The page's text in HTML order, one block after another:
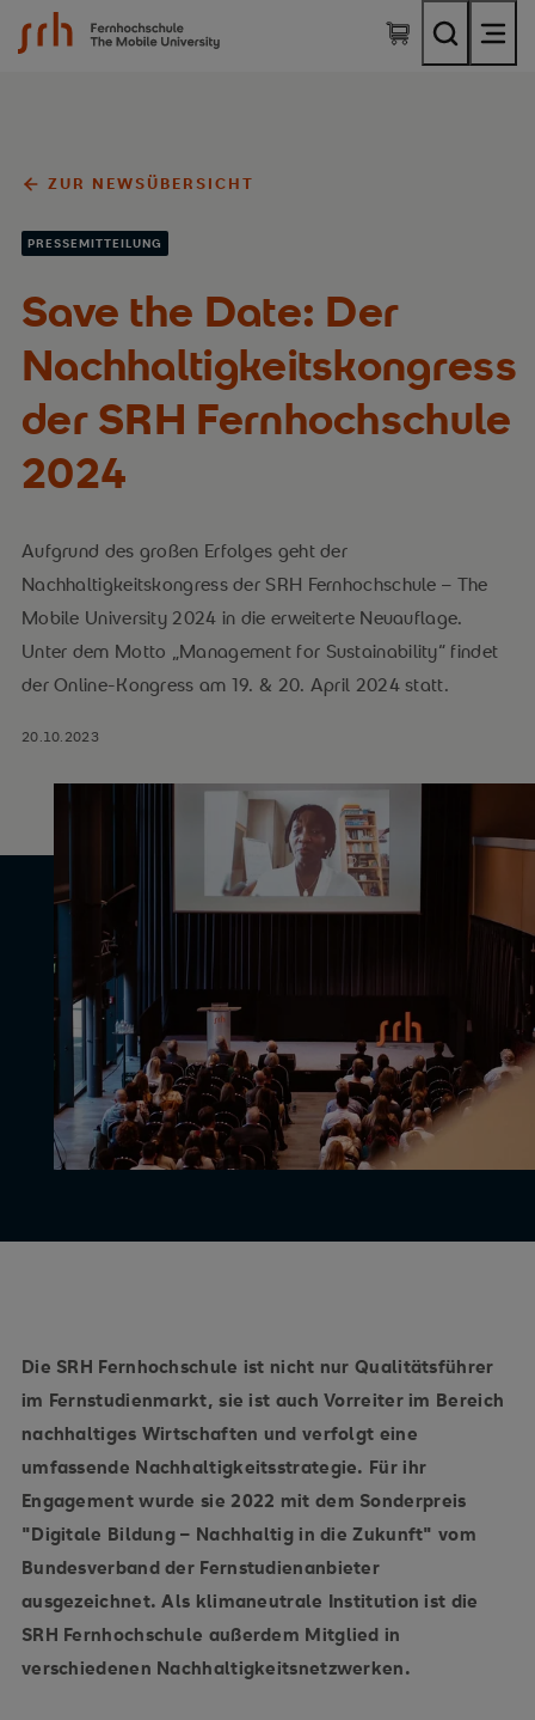
SRH Fernhochschule - The Mobile University
ZUR NEWSÜBERSICHT
PRESSEMITTEILUNG
Save the Date: Der
Nachhaltigkeitskongress
der SRH Fernhochschule
2024
Aufgrund des großen Erfolges geht der
Nachhaltigkeitskongress der SRH Fernhochschule – The
Mobile University 2024 in die erweiterte Neuauflage.
Unter dem Motto „Management for Sustainability“ findet
der Online-Kongress am 19. & 20. April 2024 statt.
20.10.2023
Die SRH Fernhochschule ist nicht nur Qualitätsführer
im Fernstudienmarkt, sie ist auch Vorreiter im Bereich
nachhaltiges Wirtschaften und verfolgt eine
umfassende Nachhaltigkeitsstrategie. Für ihr
Engagement wurde sie 2022 mit dem Sonderpreis
"Digitale Bildung – Nachhaltig in die Zukunft" vom
Bundesverband der Fernstudienanbieter
ausgezeichnet. Als klimaneutrale Institution ist die
SRH Fernhochschule außerdem Mitglied in
verschiedenen Nachhaltigkeitsnetzwerken.